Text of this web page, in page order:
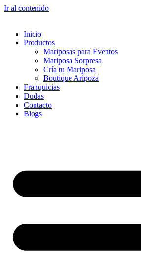
Ir al contenido
Inicio
Productos
Mariposas para Eventos
Mariposa Sorpresa
Cría tu Mariposa
Boutique Aripoza
Franquicias
Dudas
Contacto
Blogs